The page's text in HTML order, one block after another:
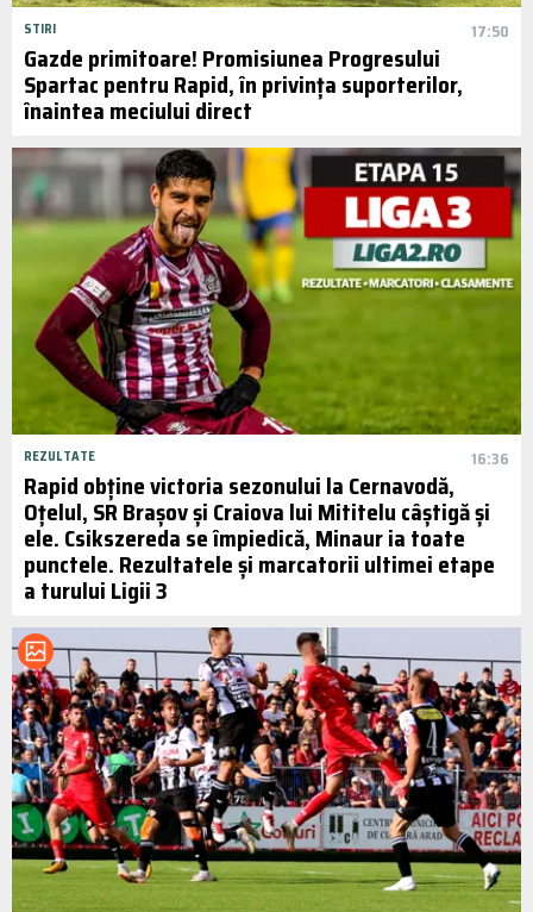
STIRI 17:50
Gazde primitoare! Promisiunea Progresului
Spartac pentru Rapid, în privința suporterilor,
înaintea meciului direct
REZULTATE 16:36
Rapid obține victoria sezonului la Cernavodă,
Oțelul, SR Brașov și Craiova lui Mititelu câștigă și
ele. Csikszereda se împiedică, Minaur ia toate
punctele. Rezultatele și marcatorii ultimei etape
a turului Ligii 3